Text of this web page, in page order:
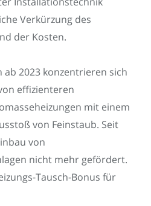
Verkürzung des
der Kosten.
2023 konzentrieren sich
effizienteren
mit einem
von Feinstaub. Seit
von
nicht mehr gefördert.
Tausch-Bonus für